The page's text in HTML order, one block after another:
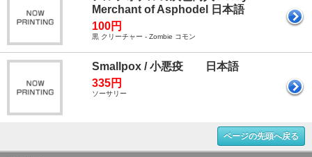
Merchant of Asphodel 日本語
100円
黒 クリーチャー - Zombie コモン
Smallpox / 小悪疫 日本語
335円
ソーサリー
ページの先頭へ戻る